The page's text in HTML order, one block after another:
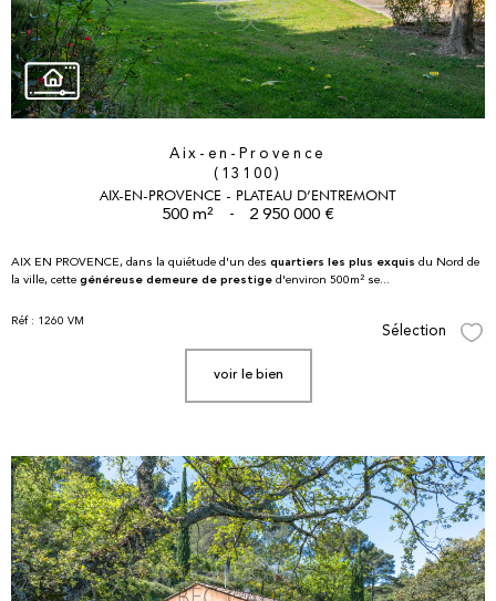
Aix-en-Provence
(13100)
AIX-EN-PROVENCE - PLATEAU D’ENTREMONT
500 m² - 2 950 000 €
AIX EN PROVENCE, dans la quiétude d'un des quartiers les plus exquis du Nord de
la ville, cette généreuse demeure de prestige d'environ 500m² se...
Réf : 1260 VM
Sélection
voir le bien